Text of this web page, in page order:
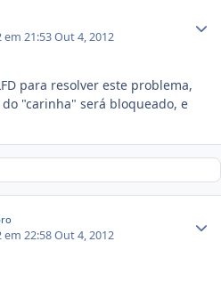
em 21:53Out 4, 2012
para resolver este problema,
"carinha" será bloqueado, e
em 22:58Out 4, 2012